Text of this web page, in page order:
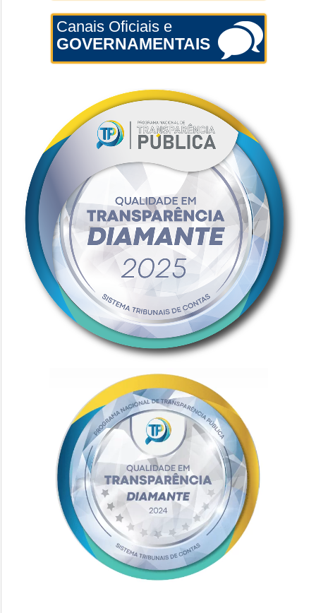
Canais Oficiais e
GOVERNAMENTAIS